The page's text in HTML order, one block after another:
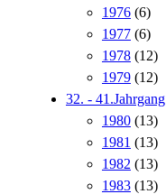
1976 (6)
1977 (6)
1978 (12)
1979 (12)
32. - 41.Jahrgang
1980 (13)
1981 (13)
1982 (13)
1983 (13)